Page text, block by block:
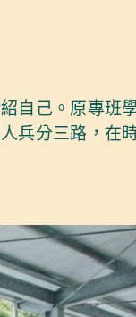
自己。原專班
兵分三路，在